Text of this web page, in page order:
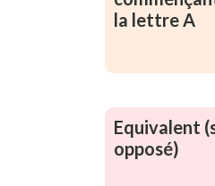
la lettre A
Equivalent
opposé)